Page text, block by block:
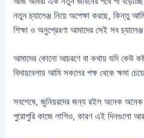
নতুন চ্যালেঞ্জ নিয়ে অপেক্ষা করছে, কিন্তু
শিক্ষা ও অনুপ্রেরণা আমাদের সেই সব
আমাদের কোনো আচরণে বা কথায় যদি কেউ
বিদায়বেলায় আমি সকলের পক্ষ থেকে ক্ষমা
সবশেষে, জুনিয়রদের জন্য রইল অনেক অনেক
পুরোপুরি কাজে লাগিও, কারণ এই দিনগুলো